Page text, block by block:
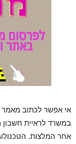
אי אפשר לכתוב מאמר
במשרד לראיית חשבון
אחר המלצות.